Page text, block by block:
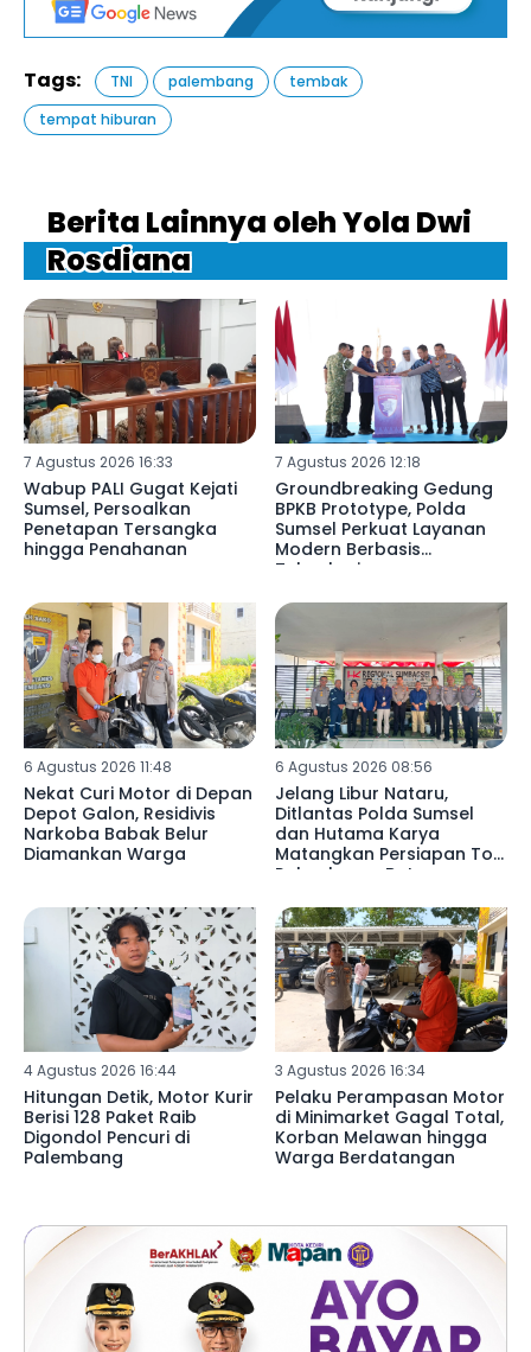
Tags: TNI palembang
tembak
tempat hiburan
Berita Lainnya oleh Yola Dwi
Rosdiana
7 Agustus 2026 16:33
Wabup PALI Gugat Kejati
Sumsel, Persoalkan
Penetapan Tersangka
hingga Penahanan
7 Agustus 2026 12:18
Groundbreaking Gedung
BPKB Prototype, Polda
Sumsel Perkuat Layanan
Modern Berbasis
Teknologi
6 Agustus 2026 11:48
Nekat Curi Motor di Depan
Depot Galon, Residivis
Narkoba Babak Belur
Diamankan Warga
6 Agustus 2026 08:56
Jelang Libur Nataru,
Ditlantas Polda Sumsel
dan Hutama Karya
Matangkan Persiapan Tol
Palembang–Betung
4 Agustus 2026 16:44
Hitungan Detik, Motor Kurir
Berisi 128 Paket Raib
Digondol Pencuri di
Palembang
3 Agustus 2026 16:34
Pelaku Perampasan Motor
di Minimarket Gagal Total,
Korban Melawan hingga
Warga Berdatangan